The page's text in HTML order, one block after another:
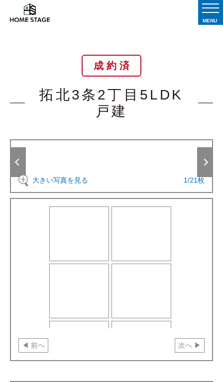
MENU
成 約 済
拓北3条2丁目5LDK
戸建
大きい写真を見る 1/21枚
前へ 次へ